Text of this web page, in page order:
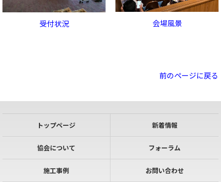
受付状況 会場風景
前のページに戻る
トップページ 新着情報
協会について フォーラム
施工事例 お問い合わせ